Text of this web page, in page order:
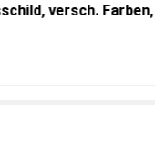
versch. Farben,